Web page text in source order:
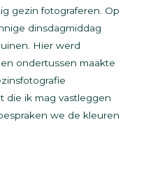
gezin fotograferen. Op
dinsdagmiddag
Hier werd
ondertussen maakte
die ik mag vastleggen
we de kleuren